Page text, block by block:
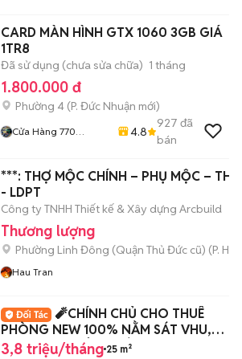
CARD MÀN HÌNH GTX 1060 3GB GIÁ
1TR8
Đã sử dụng (chưa sửa chữa) 1 tháng
1.800.000 đ
Phường 4 (P. Đức Nhuận mới)
Cửa Hàng 770
4.8
927 đã
bán
***: THỢ MỘC CHÍNH – PHỤ MỘC –
- LDPT
Công ty TNHH Thiết kế & Xây dựng Arcbuild
Thương lượng
Phường Linh Đông (Quận Thủ Đức cũ) (P.
Hau Tran
🧨CHÍNH CHỦ CHO THUÊ
PHÒNG NEW 100% NẰM SÁT VHU,
HUIT, AEON TÂN PHÚ 🧨
3,8 triệu/tháng 25 m²